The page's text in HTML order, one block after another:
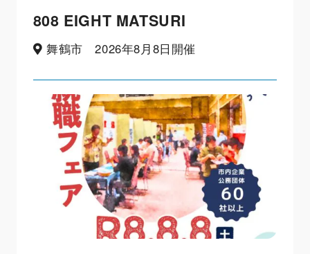
808 EIGHT MATSURI
舞鶴市 2026年8月8日開催